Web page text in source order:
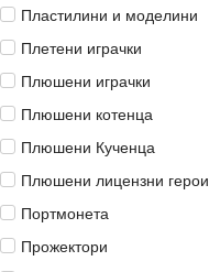
Пластилини и моделини
Плетени играчки
Плюшени играчки
Плюшени котенца
Плюшени Кученца
Плюшени лицензни герои
Портмонета
Прожектори